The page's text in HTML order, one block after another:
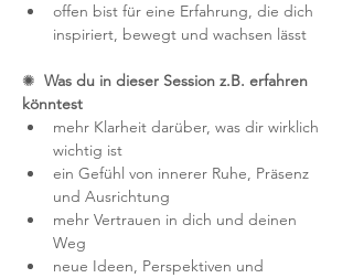
offen bist für eine Erfahrung, die dich
inspiriert, bewegt und wachsen lässt
✺ Was du in dieser Session z.B. erfahren
könntest
mehr Klarheit darüber, was dir wirklich
wichtig ist
ein Gefühl von innerer Ruhe, Präsenz
und Ausrichtung
mehr Vertrauen in dich und deinen
Weg
neue Ideen, Perspektiven und